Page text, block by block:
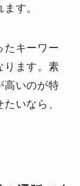
す。
たキーワー
ります。素
高いのが特
いなら、